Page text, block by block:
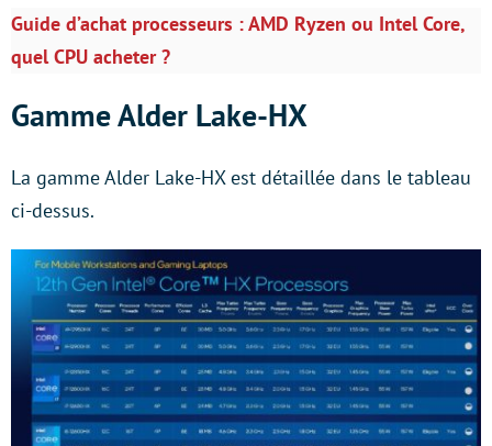
Guide d’achat processeurs : AMD Ryzen ou Intel Core,
quel CPU acheter ?
Gamme Alder Lake-HX
La gamme Alder Lake-HX est détaillée dans le tableau
ci-dessus.